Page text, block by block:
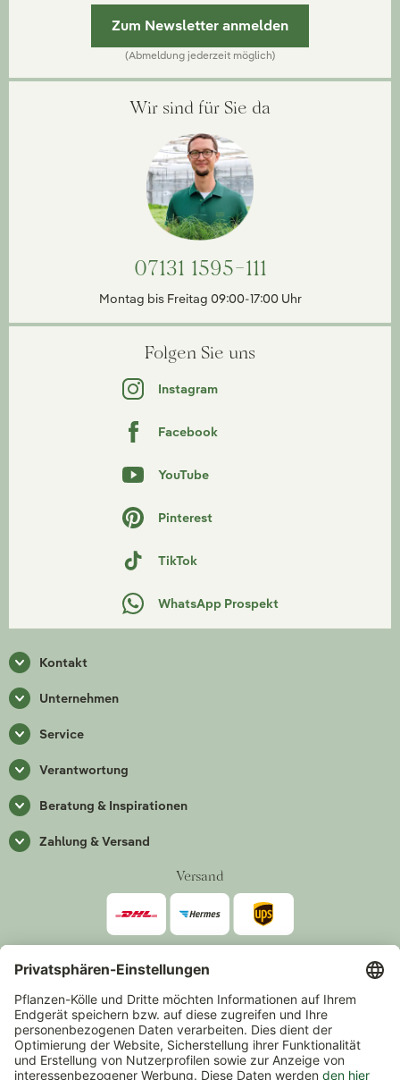
Zum Newsletter anmelden
(Abmeldung jederzeit möglich)
Wir sind für Sie da
07131 1595-111
Montag bis Freitag 09:00-17:00 Uhr
Folgen Sie uns
Instagram
Facebook
YouTube
Pinterest
TikTok
WhatsApp Prospekt
Kontakt
Unternehmen
Service
Verantwortung
Beratung & Inspirationen
Zahlung & Versand
Versand
Zahlarten
*Alle Preise inkl. gesetzlicher Mehrwertsteuer zzgl.Versand
Mindestbestellwert 14,90 €, ausgenommen sind Gutscheine und